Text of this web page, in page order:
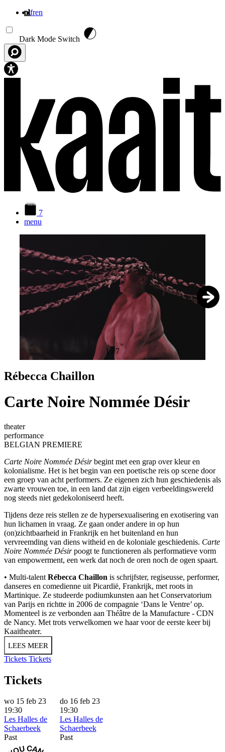
nlfren
Dark Mode Switch
7
menu
1/7
Rébecca Chaillon
Carte Noire Nommée Désir
theater
performance
BELGIAN PREMIERE
Carte Noire Nommée Désirbegint met een grap over kleur en
kolonialisme. Het is het begin van een poetische reis op scene door
een groep van acht performers. Ze eigenen zich hun geschiedenis als
zwarte vrouwen toe, in een land dat zijn eigen verbeeldingswereld
nog steeds niet gedekoloniseerd heeft.
Tijdens deze reis stellen ze de hypersexualisering en exotisering van
hun lichamen in vraag. Ze gaan onder andere in op hun
(on)zichtbaarheid in Frankrijk en het buitenland en hun
vervreemding van diens witheid en de koloniale geschiedenis. Carte
Noire Nommée Désirpoogt te functioneren als performatieve vorm
van empowerment, een werk dat noch de oren noch de ogen spaart.
• Multi-talent Rébecca Chaillon is schrijfster, regiseusse, performer,
danseres en comedienne uit Picardië, Frankrijk, met roots in
Martinique. Ze studeerde podiumkunsten aan het Conservatorium
van Parijs en richtte in 2006 de compagnie ‘Dans le Ventre’ op.
Momenteel is ze verbonden aan Théâtre de la Manufacture - CDN
de Nancy. Met trots verwelkomen we haar voor de eerste keer bij
Kaaitheater.
LEES MEER
Tickets Tickets
Tickets
wo 15 feb 23
19:30
Les Halles de
Schaerbeek
Past
do 16 feb 23
19:30
Les Halles de
Schaerbeek
Past